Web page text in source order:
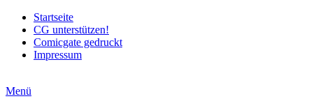
Startseite
CG unterstützen!
Comicgate gedruckt
Impressum
Menü